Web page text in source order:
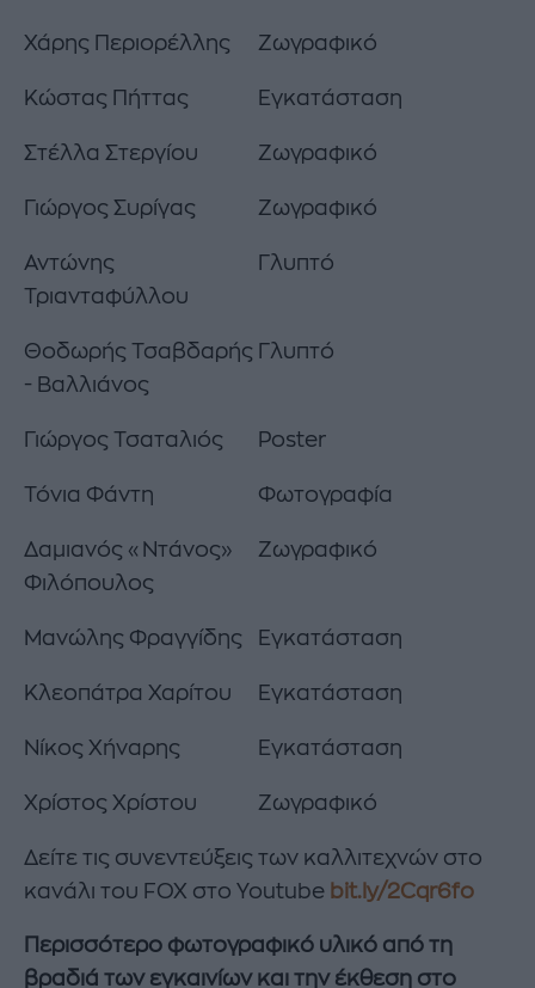
Χάρης Περιορέλλης Ζωγραφικό
Κώστας Πήττας Εγκατάσταση
Στέλλα Στεργίου Ζωγραφικό
Γιώργος Συρίγας Ζωγραφικό
Αντώνης
Τριανταφύλλου
Γλυπτό
Θοδωρής Τσαβδαρής
- Βαλλιάνος
Γλυπτό
Γιώργος Τσαταλιός Poster
Τόνια Φάντη Φωτογραφία
Δαμιανός «Ντάνος»
Φιλόπουλος
Ζωγραφικό
Μανώλης Φραγγίδης Εγκατάσταση
Κλεοπάτρα Χαρίτου Εγκατάσταση
Νίκος Χήναρης Εγκατάσταση
Χρίστος Χρίστου Ζωγραφικό
Δείτε τις συνεντεύξεις των καλλιτεχνών στο
κανάλι του FOX στο Youtube bit.ly/2Cqr6fo
Περισσότερο φωτογραφικό υλικό από τη
βραδιά των εγκαινίων και την έκθεση στο